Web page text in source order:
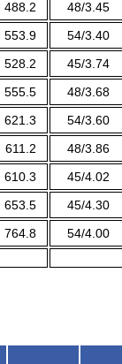
488.2
48/3.45
553.9
54/3.40
528.2
45/3.74
555.5
48/3.68
621.3
54/3.60
611.2
48/3.86
610.3
45/4.02
653.5
45/4.30
764.8 54/4.00